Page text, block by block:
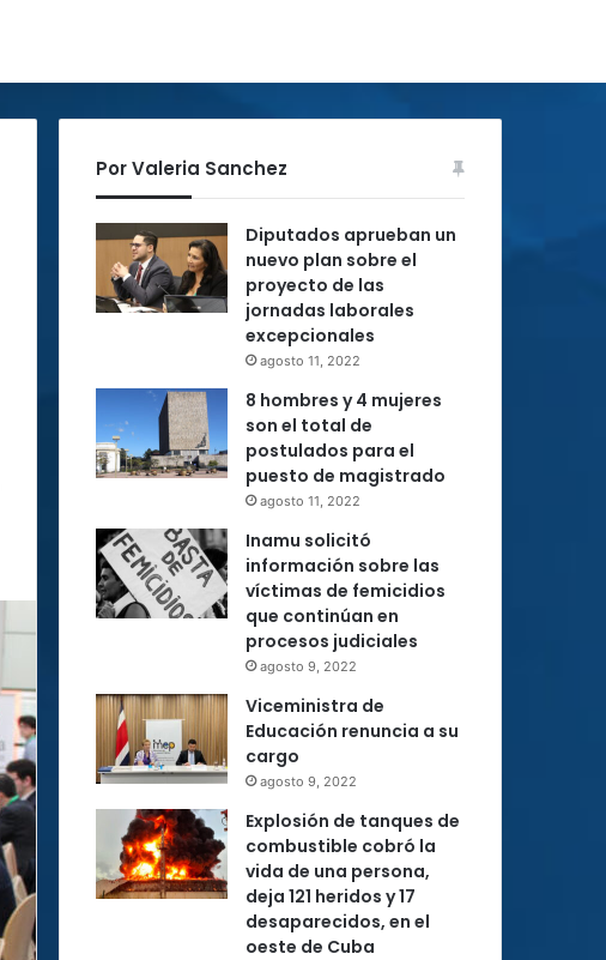
Por Valeria Sanchez
Diputados aprueban un
nuevo plan sobre el
proyecto de las
jornadas laborales
excepcionales
agosto 11, 2022
8 hombres y 4 mujeres
son el total de
postulados para el
puesto de magistrado
agosto 11, 2022
Inamu solicitó
información sobre las
víctimas de femicidios
que continúan en
procesos judiciales
agosto 9, 2022
Viceministra de
Educación renuncia a su
cargo
agosto 9, 2022
Explosión de tanques de
combustible cobró la
vida de una persona,
deja 121 heridos y 17
desaparecidos, en el
oeste de Cuba